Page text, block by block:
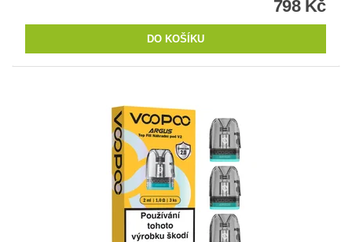
798 Kč